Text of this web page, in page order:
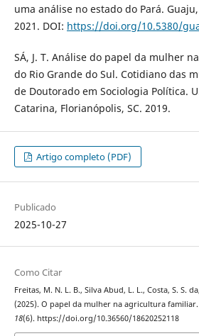
uma análise no estado do Pará.
2021. DOI: https://doi.org/10.5380/
SÁ, J. T. Análise do papel da mulher
do Rio Grande do Sul. Cotidiano das
de Doutorado em Sociologia Política.
Catarina, Florianópolis, SC. 2019.
Artigo completo (PDF)
Publicado
2025-10-27
Como Citar
Freitas, M. N. L. B., Silva Abud, L. L., Costa, S. S.
(2025). O papel da mulher na agricultura familiar.
18(6). https://doi.org/10.36560/18620252118